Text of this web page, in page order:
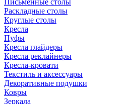
Письменные столы
Раскладные столы
Круглые столы
Кресла
Пуфы
Кресла глайдеры
Кресла реклайнеры
Кресла-кровати
Текстиль и аксессуары
Декоративные подушки
Ковры
Зеркала